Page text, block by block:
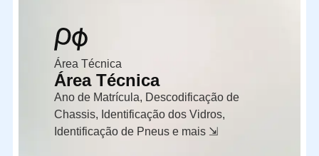
Área Técnica
Área Técnica
Ano de Matrícula, Descodificação de
Chassis, Identificação dos Vidros,
Identificação de Pneus e mais ⇲